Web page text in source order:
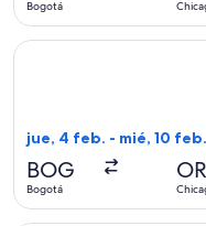
Bogotá
jue, 4 feb. - mié, 10 feb.
BOG
Bogotá
Seleccionar vuelo de